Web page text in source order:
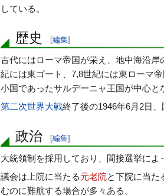
している。
歴史 [編集]
古代にはローマ帝国が栄え、地中海沿
紀には東ゴート、7,8世紀には東ローマ
小国であったサルデーニャ王国が中心と
第二次世界大戦終了後の1946年6月2日
政治 [編集]
大統領制を採用しており、間接選挙によ
議会は上院に当たる元老院と下院に当た
むのに難航する場合が多々ある。